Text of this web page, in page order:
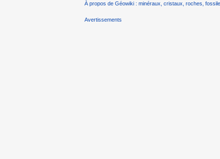
À propos de Géowiki : minéraux, cristaux, roches,
Avertissements